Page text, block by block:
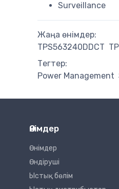
Surveillance
Жаңа өнімдер:
TPS563240DDCT
Тегтер:
Power Management
Өнімдер
Өнімдер
Өндіруші
Ыстық бөлім